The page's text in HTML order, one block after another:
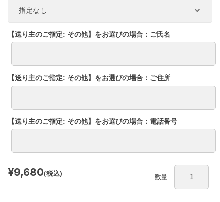
【送り主のご指定: その他】をお選びの場合：ご氏名
【送り主のご指定: その他】をお選びの場合：ご住所
【送り主のご指定: その他】をお選びの場合：電話番号
¥9,680(税込) 数量